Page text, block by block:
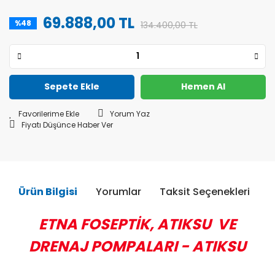
%48 69.888,00 TL 134.400,00 TL
Sepete Ekle Hemen Al
Yorum Yaz
Fiyatı Düşünce Haber Ver
Ürün Bilgisi Yorumlar Taksit Seçenekleri
ETNA FOSEPTİK, ATIKSU VE
DRENAJ POMPALARI - ATIKSU